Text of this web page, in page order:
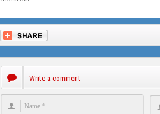
Write a comment